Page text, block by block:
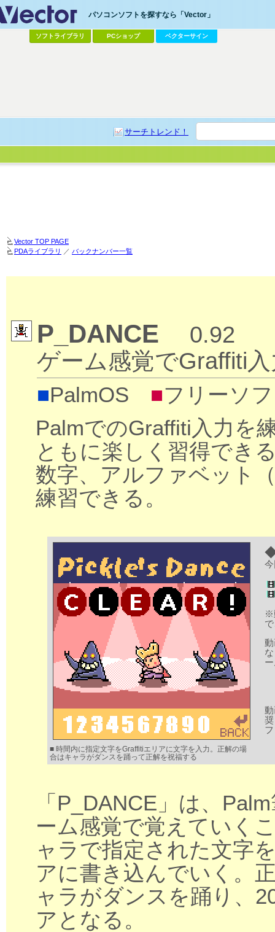
パソコンソフトを探すなら「Vector」
ソフトライブラリ PCショップ ベクターサイン
サーチトレンド！
Vector TOP PAGE
PDAライブラリ
／ バックナンバー一覧
P_DANCE
0.92
ゲーム感覚でGraffiti
■PalmOS ■フリーソ
PalmでのGraffiti入力を
ともに楽しく習得でき
数字、アルファベット
練習できる。
◆
※
■ 時間内に指定文字をGraffitiエリアに文字を入力。正解の場
合はキャラがダンスを踊って正解を祝福する
「P_DANCE」は、
ーム感覚で覚えていく
ャラで指定された文字
アに書き込んでいく。
ャラがダンスを踊り、
アとなる。